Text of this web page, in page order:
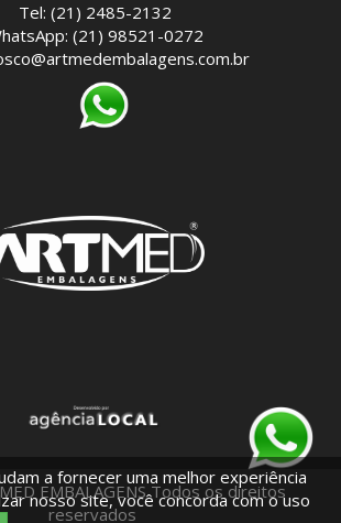
a fornecer uma melhor experiência
nosso site, você concorda com o uso
Tel: (21) 2485-2132
(21) 98521-0272
EMBALAGENS Todos os direitos
reservados